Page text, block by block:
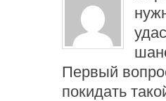
Первый
покидать